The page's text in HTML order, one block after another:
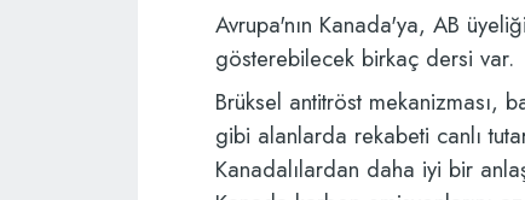
Avrupa'nın Kanada'ya, AB
gösterebilecek birkaç dersi var.
Brüksel antitröst mekanizması,
gibi alanlarda rekabeti canlı
Kanadalılardan daha iyi bir